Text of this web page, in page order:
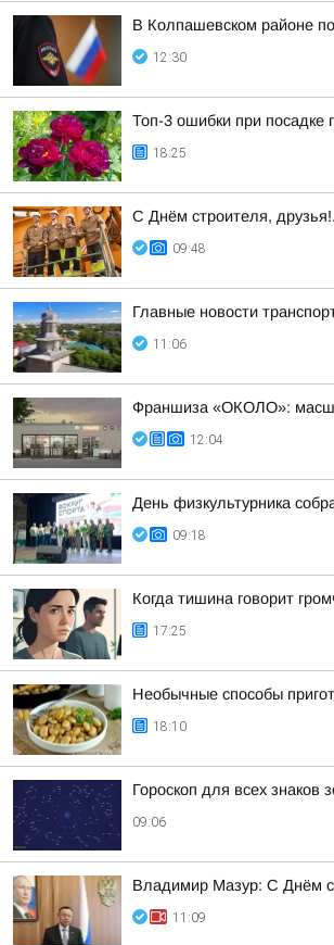
В Колпашевском районе
12:30
Топ-3 ошибки при посадке
18:25
С Днём строителя,
09:48
Главные новости
11:06
Франшиза «ОКОЛО»:
12:04
День физкультурника
09:18
Когда тишина говорит
17:25
Необычные способы
18:10
Гороскоп для всех знаков
09:06
Владимир Мазур: С Днём
11:09